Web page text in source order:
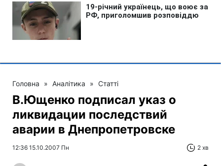
Головна » Аналітика » Статті
В.Ющенко подписал указ о
ликвидации последствий
аварии в Днепропетровске
12:36 15.10.2007 Пн 2 хв